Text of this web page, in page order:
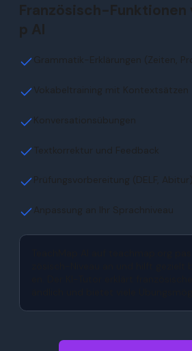
Französisch-Funktionen
p AI
Grammatik-Erklärungen (Zeiten,
Vokabeltraining mit Kontextsätzen
Konversationsübungen
Textkorrektur und Feedback
Prüfungsvorbereitung (DELF, Abitur)
Anpassung an Ihr Sprachniveau